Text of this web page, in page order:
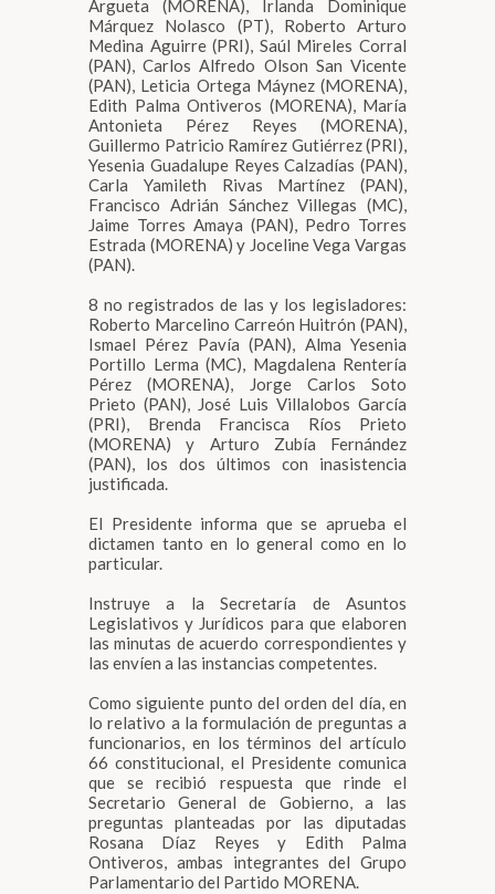
Argueta (MORENA), Irlanda Dominique
Márquez Nolasco (PT), Roberto Arturo
Medina Aguirre (PRI), Saúl Mireles Corral
(PAN), Carlos Alfredo Olson San Vicente
(PAN), Leticia Ortega Máynez (MORENA),
Edith Palma Ontiveros (MORENA), María
Antonieta Pérez Reyes (MORENA),
Guillermo Patricio Ramírez Gutiérrez (PRI),
Yesenia Guadalupe Reyes Calzadías (PAN),
Carla Yamileth Rivas Martínez (PAN),
Francisco Adrián Sánchez Villegas (MC),
Jaime Torres Amaya (PAN), Pedro Torres
Estrada (MORENA) y Joceline Vega Vargas
(PAN).
8 no registrados de las y los legisladores:
Roberto Marcelino Carreón Huitrón (PAN),
Ismael Pérez Pavía (PAN), Alma Yesenia
Portillo Lerma (MC), Magdalena Rentería
Pérez (MORENA), Jorge Carlos Soto
Prieto (PAN), José Luis Villalobos García
(PRI), Brenda Francisca Ríos Prieto
(MORENA) y Arturo Zubía Fernández
(PAN), los dos últimos con inasistencia
justificada.
El Presidente informa que se aprueba el
dictamen tanto en lo general como en lo
particular.
Instruye a la Secretaría de Asuntos
Legislativos y Jurídicos para que elaboren
las minutas de acuerdo correspondientes y
las envíen a las instancias competentes.
Como siguiente punto del orden del día, en
lo relativo a la formulación de preguntas a
funcionarios, en los términos del artículo
66 constitucional, el Presidente comunica
que se recibió respuesta que rinde el
Secretario General de Gobierno, a las
preguntas planteadas por las diputadas
Rosana Díaz Reyes y Edith Palma
Ontiveros, ambas integrantes del Grupo
Parlamentario del Partido MORENA.